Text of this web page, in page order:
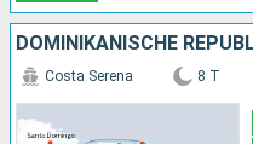
Costa Serena 8 T